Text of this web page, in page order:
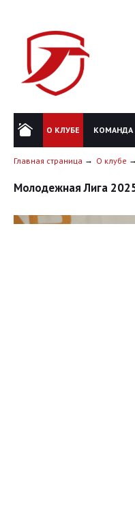
О КЛУБЕ КОМАНДА
Главная страница О клубе
Молодежная Лига